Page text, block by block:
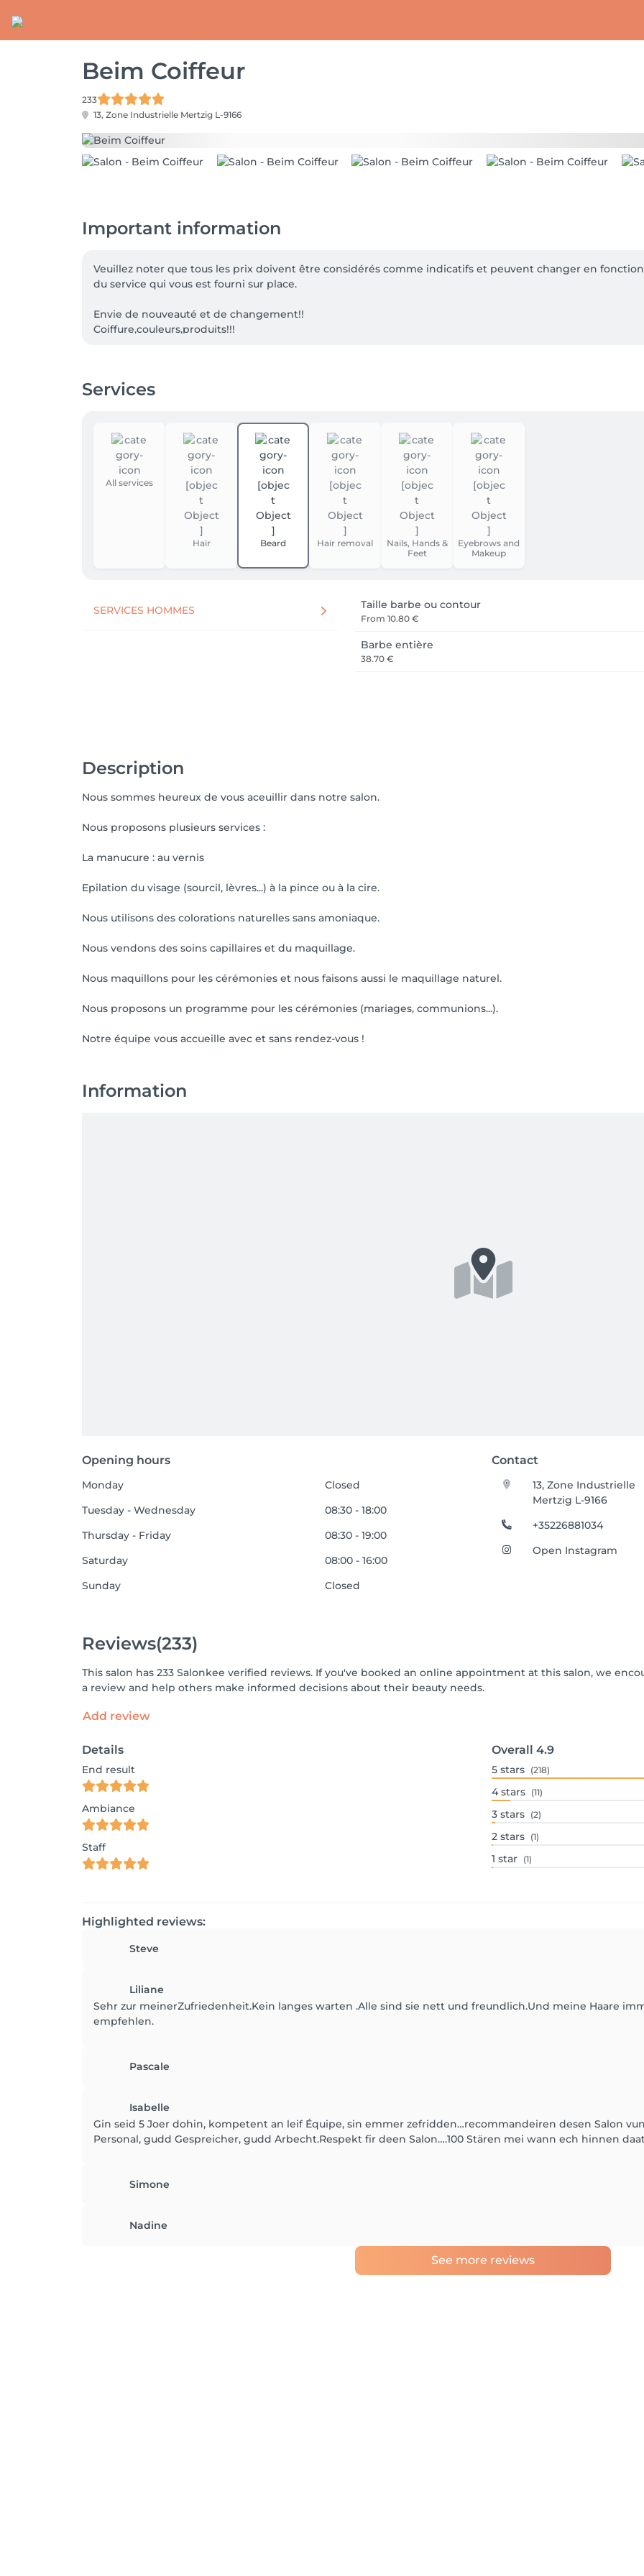
Beim Coiffeur
233
13, Zone Industrielle Mertzig L-9166
Important information
Veuillez noter que tous les prix doivent être considérés comme indicatifs et peuvent changer en
du service qui vous est fourni sur place.
Envie de nouveauté et de changement!!
Coiffure,couleurs,produits!!!
On vous acceuil avec plaisir..
Services
All services
Hair Beard Hair removal
Nails, Hands &
Feet
Eyebrows and
Makeup
SERVICES HOMMES Taille barbe ou contour
From 10.80 €
Barbe entière
38.70 €
Description
Nous sommes heureux de vous aceuillir dans notre salon.
Nous proposons plusieurs services :
La manucure : au vernis
Epilation du visage (sourcil, lèvres...) à la pince ou à la cire.
Nous utilisons des colorations naturelles sans amoniaque.
Nous vendons des soins capillaires et du maquillage.
Nous maquillons pour les cérémonies et nous faisons aussi le maquillage naturel.
Nous proposons un programme pour les cérémonies (mariages, communions...).
Notre équipe vous accueille avec et sans rendez-vous !
Information
Opening hours Contact
Monday
Closed
Tuesday - Wednesday
08:30 - 18:00
Thursday - Friday
08:30 - 19:00
Saturday
08:00 - 16:00
Sunday
Closed
13, Zone Industrielle
Mertzig L-9166
+35226881034
Open Instagram
Reviews(233)
This salon has 233 Salonkee verified reviews. If you've booked an online appointment at this salon, we
a review and help others make informed decisions about their beauty needs.
Add review
Details
End result
Ambiance
Staff
Overall 4.9
5 stars (218)
4 stars (11)
3 stars (2)
2 stars (1)
1 star (1)
Highlighted reviews:
Steve
Liliane
Sehr zur meinerZufriedenheit.Kein langes warten .Alle sind sie nett und freundlich.Und meine Haare
empfehlen.
Pascale
Isabelle
Gin seid 5 Joer dohin, kompetent an leif Équipe, sin emmer zefridden…recommandeiren desen Salon
Personal, gudd Gespreicher, gudd Arbecht.Respekt fir deen Salon….100 Stären mei wann ech hinnen
Simone
Nadine
See more reviews